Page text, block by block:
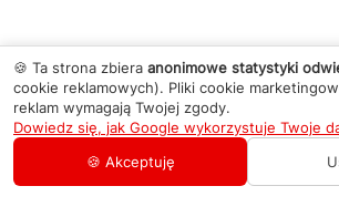
🍪 Ta strona zbiera anonimowe statystyki
cookie reklamowych). Pliki cookie
reklam wymagają Twojej zgody.
Dowiedz się, jak Google wykorzystuje Twoje
🍪 Akceptuję